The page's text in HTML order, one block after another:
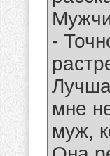
-
мне
муж,